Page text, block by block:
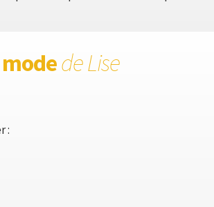
de Lise
: